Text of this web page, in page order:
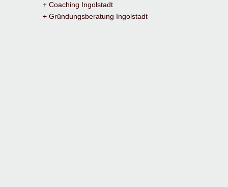
+ Coaching Ingolstadt
+ Gründungsberatung Ingolstadt